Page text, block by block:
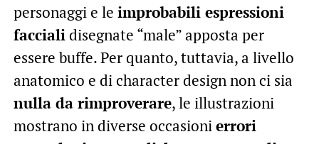
personaggi e le improbabili espressioni
facciali disegnate “male” apposta per
essere buffe. Per quanto, tuttavia, a livello
anatomico e di character design non ci sia
nulla da rimproverare, le illustrazioni
mostrano in diverse occasioni errori